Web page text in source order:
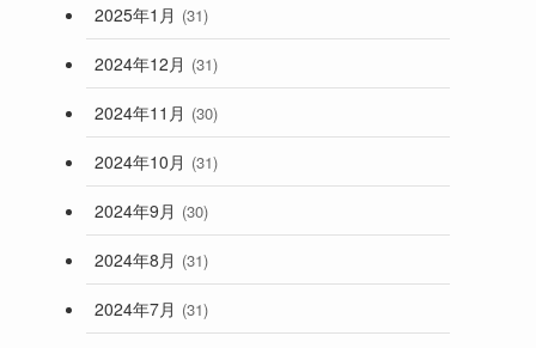
2025年1月 (31)
2024年12月 (31)
2024年11月 (30)
2024年10月 (31)
2024年9月 (30)
2024年8月 (31)
2024年7月 (31)